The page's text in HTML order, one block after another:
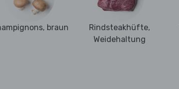
braun
Rindsteakhüfte,
Weidehaltung